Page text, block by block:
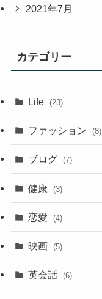
2021年7月
カテゴリー
Life (23)
ファッション (8)
ブログ (7)
健康 (3)
恋愛 (4)
映画 (5)
英会話 (6)